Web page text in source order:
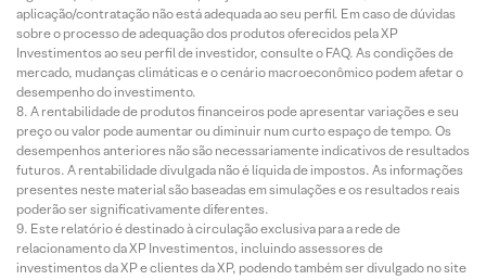
aplicação/contratação não está adequada ao seu perfil. Em caso de dúvidas
sobre o processo de adequação dos produtos oferecidos pela XP
Investimentos ao seu perfil de investidor, consulte o FAQ. As condições de
mercado, mudanças climáticas e o cenário macroeconômico podem afetar o
desempenho do investimento.
A rentabilidade de produtos financeiros pode apresentar variações e seu
preço ou valor pode aumentar ou diminuir num curto espaço de tempo. Os
desempenhos anteriores não são necessariamente indicativos de resultados
futuros. A rentabilidade divulgada não é líquida de impostos. As informações
presentes neste material são baseadas em simulações e os resultados reais
poderão ser significativamente diferentes.
Este relatório é destinado à circulação exclusiva para a rede de
relacionamento da XP Investimentos, incluindo assessores de
investimentos da XP e clientes da XP, podendo também ser divulgado no site